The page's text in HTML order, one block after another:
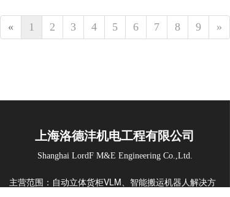
« 1 2 3 4 5 6 7 8 9 »
上海洛德沣机电工程有限公司
Shanghai LordF M&E Engineering Co.,Ltd.
主营范围：自动立体货柜VLM、智能搬运机器人解决方